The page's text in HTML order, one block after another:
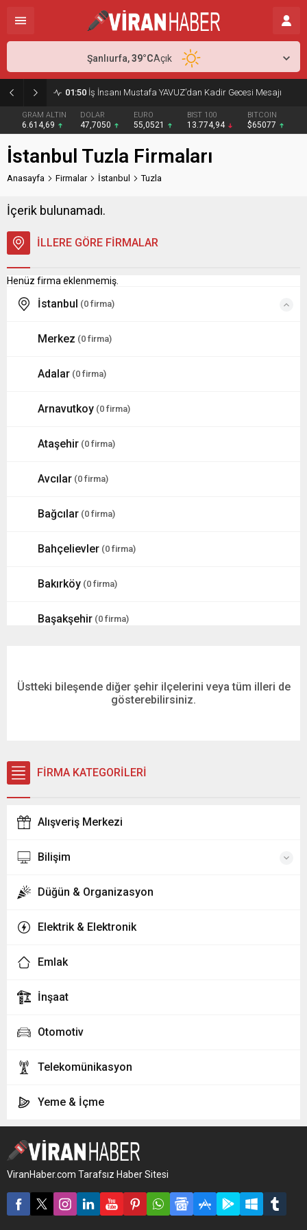
01:50 İş İnsanı Mustafa YAVUZ’dan Kadir Gecesi Mesajı
GRAM ALTIN
6.614,69
DOLAR
47,7050
EURO
55,0521
BIST 100
13.774,94
BITCOIN
$65077
Şanlıurfa,39°CAçık
İstanbul Tuzla Firmaları
Anasayfa Firmalar İstanbul Tuzla
İçerik bulunamadı.
İLLERE GÖRE FİRMALAR
Henüz firma eklenmemiş.
İstanbul (0 firma)
Merkez (0 firma)
Adalar (0 firma)
Arnavutkoy (0 firma)
Ataşehir (0 firma)
Avcılar (0 firma)
Bağcılar (0 firma)
Bahçelievler (0 firma)
Bakırköy (0 firma)
Başakşehir (0 firma)
Beşiktaş (0 firma)
Büyükçekmece (0 firma)
Çatalca
Çekmeköy (0 firma)
Esenler (0 firma)
Esenyurt
Eyüpsultan
Fatih (0 firma)
Gaziosmanpaşa (0 firma)
Güngören (0 firma)
Kadıköy (0 firma)
Kartal (0 firma)
Küçükçekmece (0 firma)
Üstteki bileşende diğer şehir ilçelerini veya tüm illeri de
gösterebilirsiniz.
FİRMA KATEGORİLERİ
Alışveriş Merkezi
Bilişim
Düğün & Organizasyon
Elektrik & Elektronik
Emlak
İnşaat
Otomotiv
Telekomünikasyon
Yeme & İçme
ViranHaber.com Tarafsız Haber Sitesi